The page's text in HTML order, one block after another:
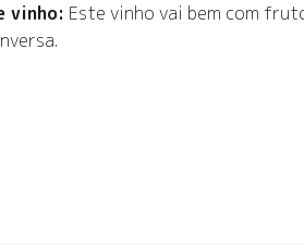
vinho: Este vinho vai bem com